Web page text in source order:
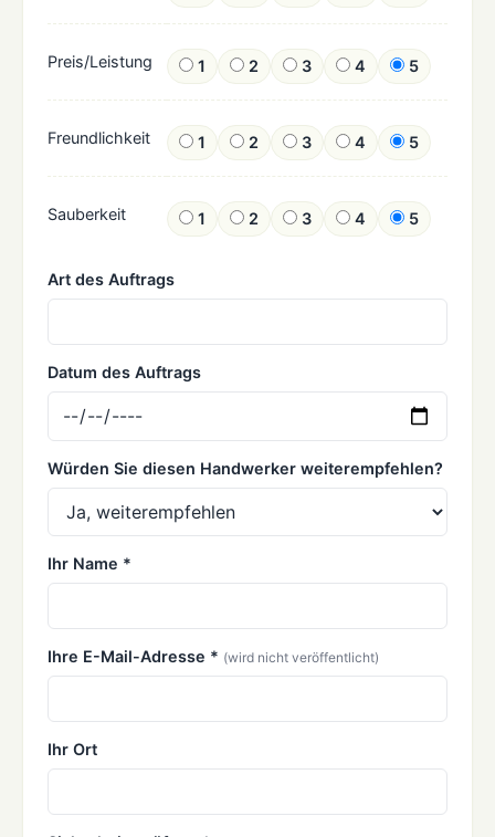
Preis/Leistung 1 2 3 4 5
Freundlichkeit 1 2 3 4 5
Sauberkeit 1 2 3 4 5
Art des Auftrags
Datum des Auftrags
Würden Sie diesen Handwerker weiterempfehlen?
Ihr Name *
Ihre E-Mail-Adresse * (wird nicht veröffentlicht)
Ihr Ort